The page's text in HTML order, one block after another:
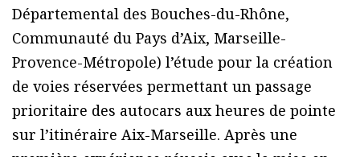
Départemental des Bouches-du-Rhône,
Communauté du Pays d’Aix, Marseille-
Provence-Métropole) l’étude pour la création
de voies réservées permettant un passage
prioritaire des autocars aux heures de pointe
sur l’itinéraire Aix-Marseille. Après une